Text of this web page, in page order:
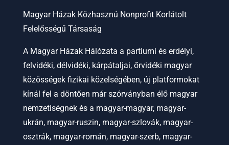
Magyar Házak Közhasznú Nonprofit Korlátolt
Felelősségű Társaság
A Magyar Házak Hálózata a partiumi és erdélyi,
felvidéki, délvidéki, kárpátaljai, őrvidéki magyar
közösségek fizikai közelségében, új platformokat
kínál fel a döntően már szórványban élő magyar
nemzetiségnek és a magyar-magyar, magyar-
ukrán, magyar-ruszin, magyar-szlovák, magyar-
osztrák, magyar-román, magyar-szerb, magyar-